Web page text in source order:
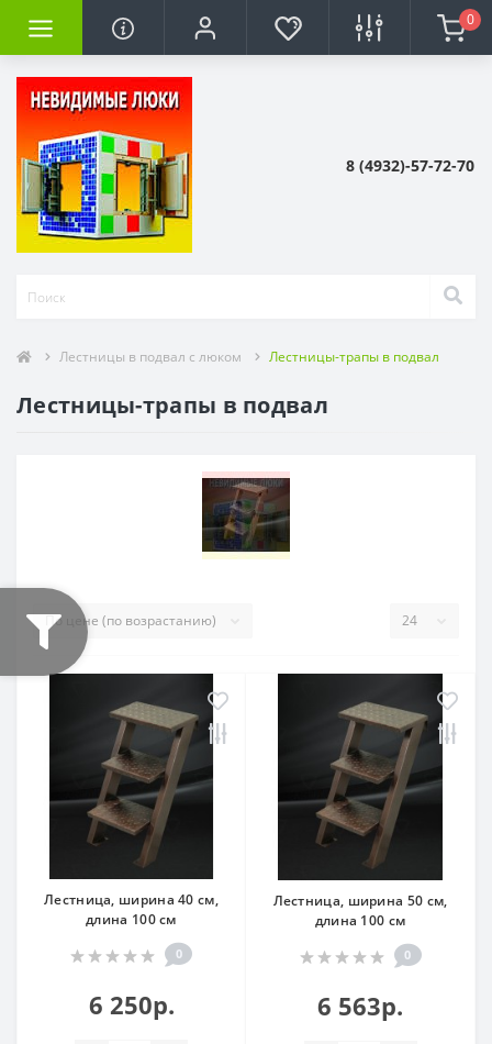
0
8 (4932)-57-72-70
Лестницы в подвал с люком Лестницы-трапы в подвал
Лестницы-трапы в подвал
Лестница, ширина 40 см,
длина 100 см
0
6 250р.
Лестница, ширина 50 см,
длина 100 см
0
6 563р.